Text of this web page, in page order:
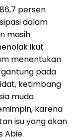
persen
dalam
masih
ikut
menentukan
pada
ketimbang
muda
karena
isu yang akan
Abie.